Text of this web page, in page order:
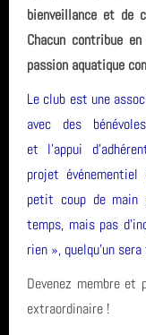
bienveillance et de
Chacun contribue
passion aquatique
Le club est une
avec des
et l'appui
projet
petit coup de main
temps, mais pas
rien », quelqu’un
Devenez membre et
extraordinaire !